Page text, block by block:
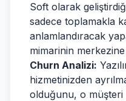
Soft olarak
sadece toplamakla
anlamlandıracak
mimarinin
Churn Analizi:
hizmetinizden
olduğunu, o